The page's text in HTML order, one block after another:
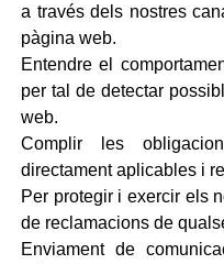
a través dels nostres
pàgina web.
Entendre el
per tal de detectar
web.
Complir les
directament aplicables i
Per protegir i exercir els
de reclamacions de
Enviament de